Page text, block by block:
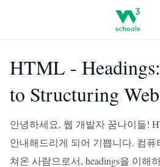
HTML -
to Structuring
안녕하세요, 웹 개발자 꿈나이들!
안내해드리게 되어 기쁩니다. 컴퓨
쳐온 사람으로서, headings을 이해